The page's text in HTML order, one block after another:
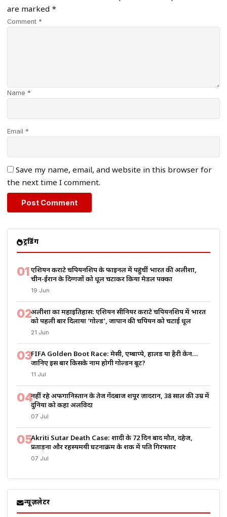
are marked *
Comment *
Name *
Email *
Save my name, email, and website in this browser for
the next time I comment.
ट्रेंडिंग
01एशियन कराटे चैंपियनशिप के फाइनल में पहुंचीं भारत की अलीशा,
चीन-ईरान के दिग्गजों को धूल चटाकर किया मेडल पक्का
19 Jun
02अलीशा का महाइतिहास: एशियन सीनियर कराटे चैंपियनशिप में भारत
को पहली बार दिलाया ‘गोल्ड’, जापान की चैंपियन को चटाई धूल
21 Jun
03FIFA Golden Boot Race: मेसी, एम्बाप्पे, हालैंड या हैरी केन…
जानिए इस बार किसके नाम होगी गोल्डन बूट?
11 Jul
04नहीं रहे अफगानिस्तान के तेज गेंदबाज शपूर ज़ादरान, 38 साल की उम्र में
दुनिया को कहा अलविदा
07 Jul
05Akriti Sutar Death Case: शादी के 72 दिन बाद मौत, दहेज,
प्रताड़ना और रहस्यमयी घटनाक्रम के शक में पति गिरफ्तार
07 Jul
न्यूज़लेटर